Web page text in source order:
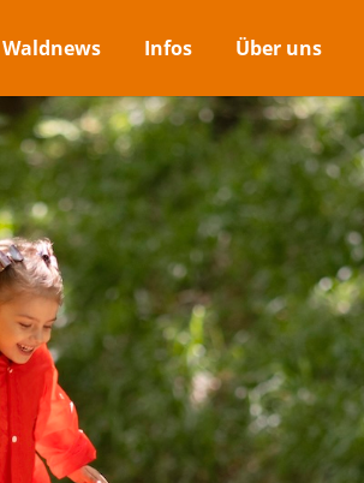
Waldnews Infos Über uns